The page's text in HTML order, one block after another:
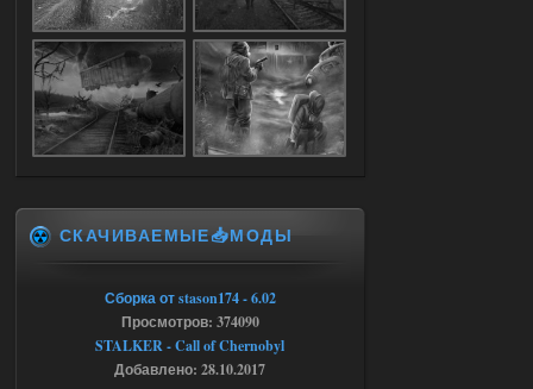
Ответить ➤
05.08.2026
Путь во мгле + GUNSLINGER mod
16:57
Stalker-Mods-Clan-su
Доступно только для пользователей
Путь во мгле + GUNSLINGER mod
stalker673920
где пароль?
СКАЧИВАЕМЫЕ📥МОДЫ
Сборка от stason174 - 6.02
Просмотров: 374090
STALKER - Call of Chernobyl
Добавлено: 28.10.2017